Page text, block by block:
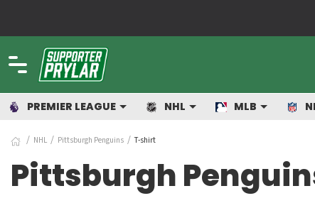
PREMIER LEAGUE NHL MLB
NHL Pittsburgh Penguins T-shirt
Pittsburgh